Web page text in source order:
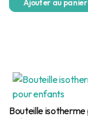
Ajouter au panier
Bouteille isotherme pour